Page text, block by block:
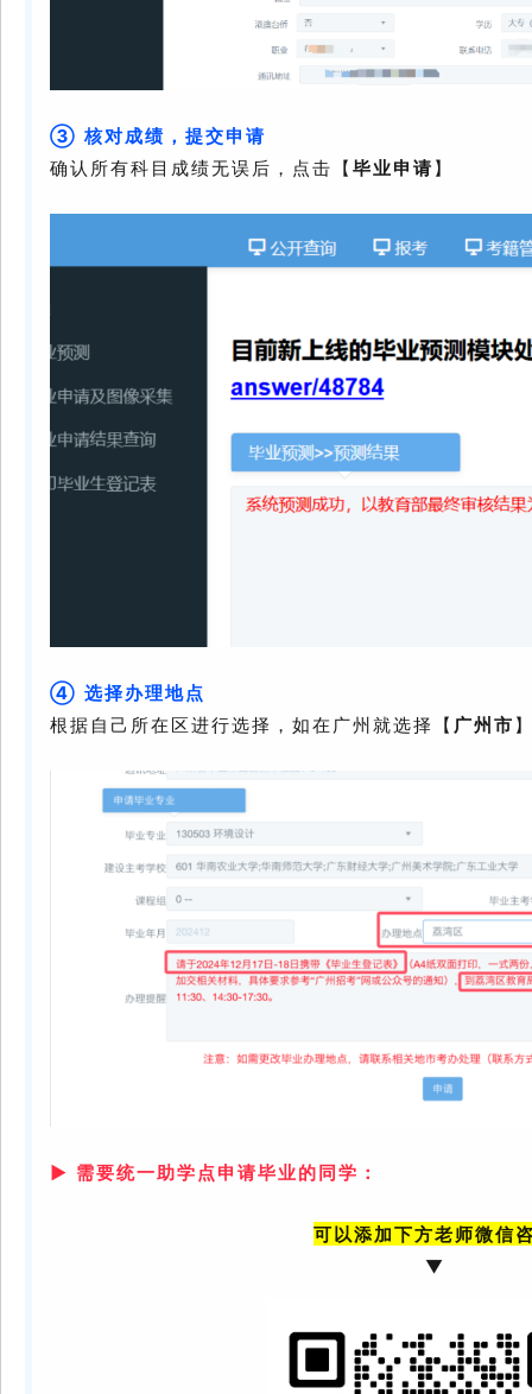
③ 核对成绩，提交申请
确认所有科目成绩无误后，点击【 毕业申请 】
④ 选择办理地点
根据自己所在区进行选择，如在广州就选择【 广州市
▶ 需要统一助学点申请毕业的同学：
可以添加下方老师微信
▼